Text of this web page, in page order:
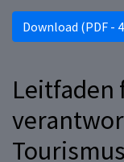
Download (PDF -
Leitfaden
Tourismus